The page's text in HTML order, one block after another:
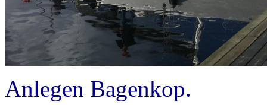
Anlegen Bagenkop.